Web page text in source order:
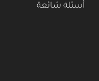
أسئلة شائعة